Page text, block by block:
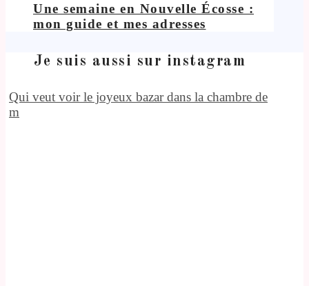
Une semaine en Nouvelle Écosse :
mon guide et mes adresses
Je suis aussi sur instagram
Qui veut voir le joyeux bazar dans la chambre de
m